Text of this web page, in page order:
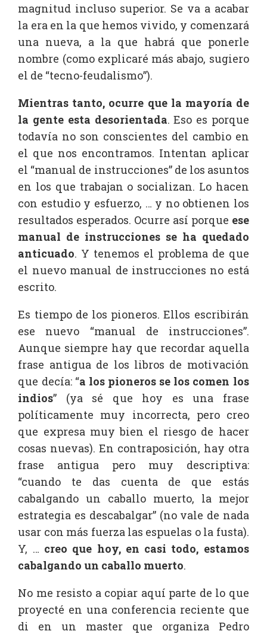
magnitud incluso superior. Se va a acabar
la era en la que hemos vivido, y comenzará
una nueva, a la que habrá que ponerle
nombre (como explicaré más abajo, sugiero
el de “tecno-feudalismo”).
Mientras tanto, ocurre que la mayoría de
la gente esta desorientada. Eso es porque
todavía no son conscientes del cambio en
el que nos encontramos. Intentan aplicar
el “manual de instrucciones” de los asuntos
en los que trabajan o socializan. Lo hacen
con estudio y esfuerzo, … y no obtienen los
resultados esperados. Ocurre así porque ese
manual de instrucciones se ha quedado
anticuado. Y tenemos el problema de que
el nuevo manual de instrucciones no está
escrito.
Es tiempo de los pioneros. Ellos escribirán
ese nuevo “manual de instrucciones”.
Aunque siempre hay que recordar aquella
frase antigua de los libros de motivación
que decía: “a los pioneros se los comen los
indios” (ya sé que hoy es una frase
políticamente muy incorrecta, pero creo
que expresa muy bien el riesgo de hacer
cosas nuevas). En contraposición, hay otra
frase antigua pero muy descriptiva:
“cuando te das cuenta de que estás
cabalgando un caballo muerto, la mejor
estrategia es descabalgar” (no vale de nada
usar con más fuerza las espuelas o la fusta).
Y, … creo que hoy, en casi todo, estamos
cabalgando un caballo muerto.
No me resisto a copiar aquí parte de lo que
proyecté en una conferencia reciente que
di en un master que organiza Pedro